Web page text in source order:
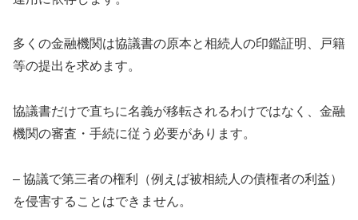
多くの金融機関は協議書の原本と相続人の印鑑証明、戸籍
等の提出を求めます。
協議書だけで直ちに名義が移転されるわけではなく、金融
機関の審査・手続に従う必要があります。
– 協議で第三者の権利（例えば被相続人の債権者の利益）
を侵害することはできません。